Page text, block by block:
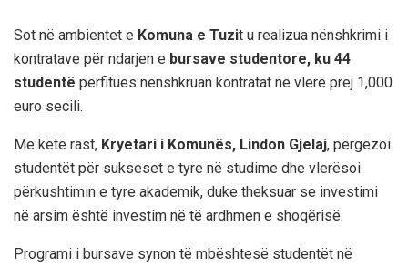
Sot në ambientet e Komuna e Tuzit u realizua nënshkrimi i
kontratave për ndarjen e bursave studentore, ku 44
studentë përfitues nënshkruan kontratat në vlerë prej 1,000
euro secili.
Me këtë rast, Kryetari i Komunës, Lindon Gjelaj, përgëzoi
studentët për sukseset e tyre në studime dhe vlerësoi
përkushtimin e tyre akademik, duke theksuar se investimi
në arsim është investim në të ardhmen e shoqërisë.
Programi i bursave synon të mbështesë studentët në